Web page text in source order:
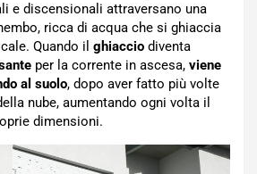
e discensionali attraversano una
ricca di acqua che si ghiaccia
Quando il ghiaccio diventa
per la corrente in ascesa, viene
al suolo, dopo aver fatto più volte
nube, aumentando ogni volta il
dimensioni.